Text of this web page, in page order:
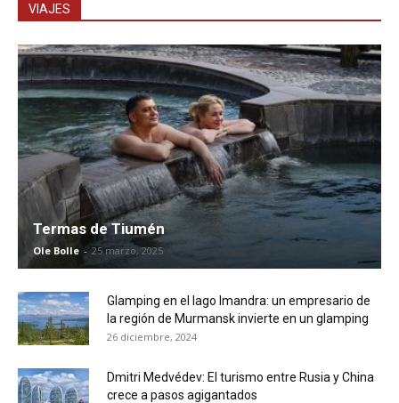
VIAJES
Termas de Tiumén
Ole Bolle - 25 marzo, 2025
Glamping en el lago Imandra: un empresario de
la región de Murmansk invierte en un glamping
26 diciembre, 2024
Dmitri Medvédev: El turismo entre Rusia y China
crece a pasos agigantados